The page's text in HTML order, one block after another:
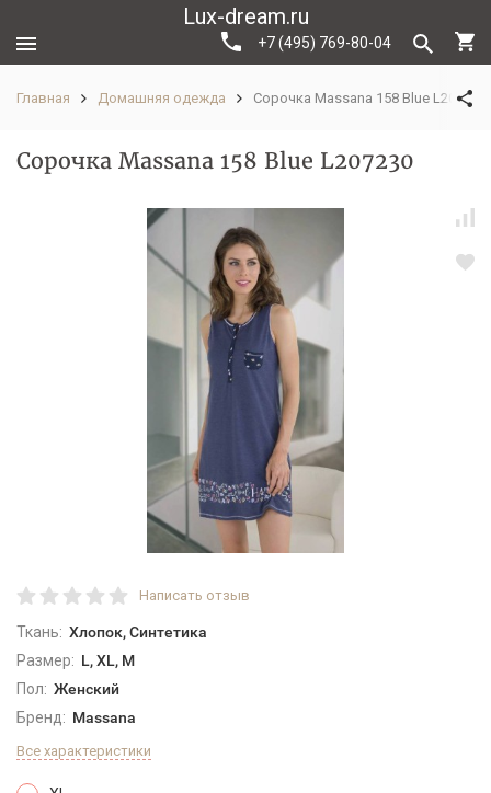
Lux-dream.ru
+7 (495) 769-80-04
Главная Домашняя одежда Сорочка Massana 158 Blue L207230
Сорочка Massana 158 Blue L207230
Написать отзыв
Ткань: Хлопок, Синтетика
Размер: L, XL, M
Пол: Женский
Бренд: Massana
Все характеристики